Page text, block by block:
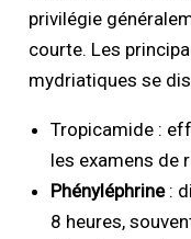
privilégie
courte. Les
mydriatiques se
Tropicamide :
les examens de
Phényléphrine:
8 heures,